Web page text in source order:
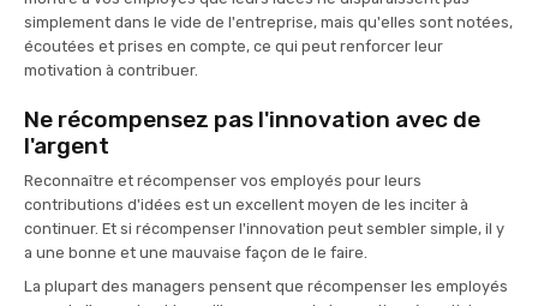
simplement dans le vide de l'entreprise, mais qu'elles sont notées,
écoutées et prises en compte, ce qui peut renforcer leur
motivation à contribuer.
Ne récompensez pas l'innovation avec de
l'argent
Reconnaître et récompenser vos employés pour leurs
contributions d'idées est un excellent moyen de les inciter à
continuer. Et si récompenser l'innovation peut sembler simple, il y
a une bonne et une mauvaise façon de le faire.
La plupart des managers pensent que récompenser les employés